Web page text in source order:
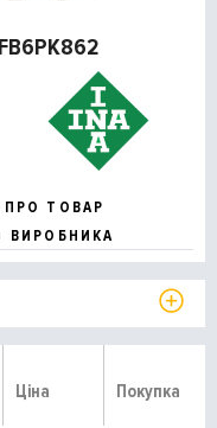
ПРО ТОВАР
ВИРОБНИКА
Ціна Покупка